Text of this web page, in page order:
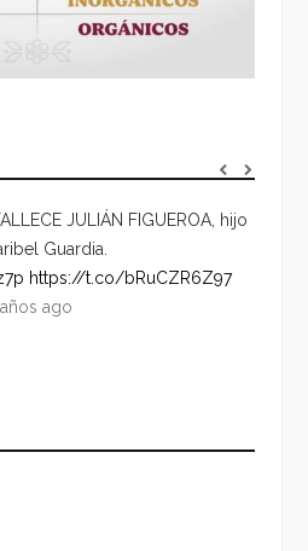
JULIÁN FIGUEROA, hijo
Guardia.
https://t.co/bRuCZR6Z97
ago